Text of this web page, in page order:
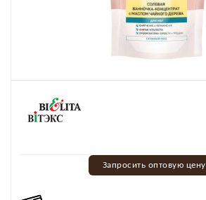
Запросить оптовую цену